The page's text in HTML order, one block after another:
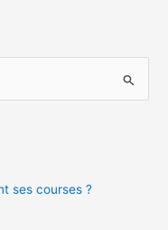
ses courses ?